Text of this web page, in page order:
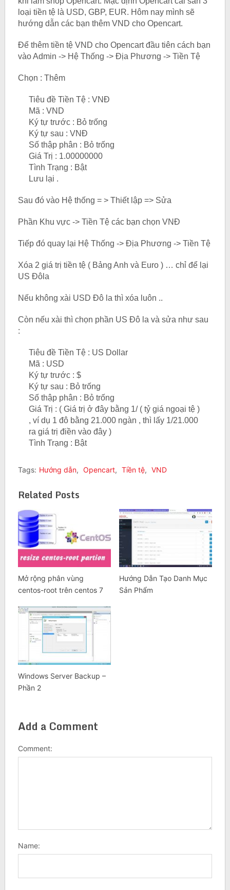
loại tiền tệ là USD, GBP, EUR. Hôm nay mình sẽ
hướng dẫn các bạn thêm VND cho Opencart.
Để thêm tiền tệ VND cho Opencart đầu tiên cách bạn
vào Admin -> Hệ Thống -> Địa Phương -> Tiền Tệ
Chọn : Thêm
Tiêu đề Tiền Tệ : VNĐ
Mã : VND
Ký tự trước : Bỏ trống
Ký tự sau : VNĐ
Số thập phân : Bỏ trống
Giá Trị : 1.00000000
Tình Trạng : Bật
Lưu lại .
Sau đó vào Hệ thống = > Thiết lập => Sửa
Phần Khu vực -> Tiền Tệ các bạn chọn VNĐ
Tiếp đó quay lại Hệ Thống -> Địa Phương -> Tiền Tệ
Xóa 2 giá trị tiền tệ ( Bảng Anh và Euro ) … chỉ để lại
US Đôla
Nếu không xài USD Đô la thì xóa luôn ..
Còn nếu xài thì chọn phần US Đô la và sửa như sau
:
Tiêu đề Tiền Tệ : US Dollar
Mã : USD
Ký tự trước : $
Ký tự sau : Bỏ trống
Số thập phân : Bỏ trống
Giá Trị : ( Giá trị ở đây bằng 1/ ( tỷ giá ngoại tệ )
, ví dụ 1 đô bằng 21.000 ngàn , thì lấy 1/21.000
ra giá trị điền vào đây )
Tình Trạng : Bật
Tags: Hướng dẫn, Opencart, Tiền tệ, VND
Related Posts
Mở rộng phân vùng
centos-root trên centos 7
Hướng Dẫn Tạo Danh Mục
Sản Phẩm
Windows Server Backup –
Phần 2
Add a Comment
Comment:
Name: